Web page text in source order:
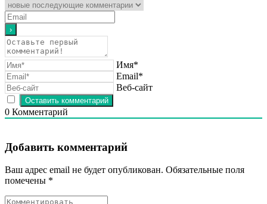
Имя*
Email*
Веб-сайт
0 Комментарий
Добавить комментарий
Ваш адрес email не будет опубликован. Обязательные поля
помечены *